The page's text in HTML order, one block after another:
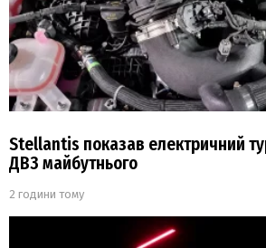
Stellantis показав електричний
ДВЗ майбутнього
2 години тому